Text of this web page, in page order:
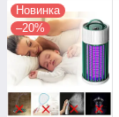
Новинка
–20%